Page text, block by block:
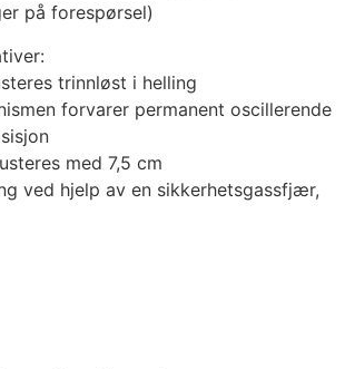
på forespørsel)
trinnløst i helling
forvarer permanent oscillerende
med 7,5 cm
ved hjelp av en sikkerhetsgassfjær,